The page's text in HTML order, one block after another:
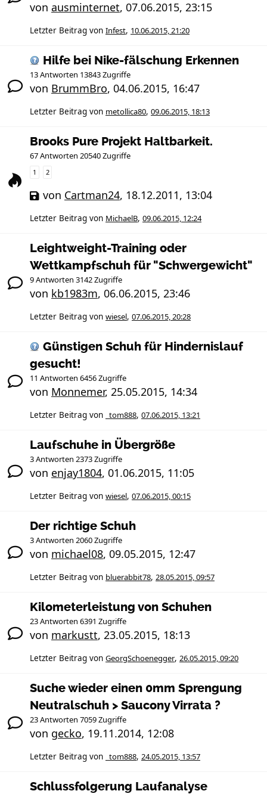
von ausminternet, 07.06.2015, 23:15
Letzter Beitrag von Infest, 10.06.2015, 21:20
Hilfe bei Nike-fälschung Erkennen
13 Antworten 13843 Zugriffe
von BrummBro, 04.06.2015, 16:47
Letzter Beitrag von metollica80, 09.06.2015, 18:13
Brooks Pure Projekt Haltbarkeit.
67 Antworten 20540 Zugriffe
1 2
von Cartman24, 18.12.2011, 13:04
Letzter Beitrag von MichaelB, 09.06.2015, 12:24
Leightweight-Training oder
Wettkampfschuh für "Schwergewicht"
9 Antworten 3142 Zugriffe
von kb1983m, 06.06.2015, 23:46
Letzter Beitrag von wiesel, 07.06.2015, 20:28
Günstigen Schuh für Hindernislauf
gesucht!
11 Antworten 6456 Zugriffe
von Monnemer, 25.05.2015, 14:34
Letzter Beitrag von _tom888, 07.06.2015, 13:21
Laufschuhe in Übergröße
3 Antworten 2373 Zugriffe
von enjay1804, 01.06.2015, 11:05
Letzter Beitrag von wiesel, 07.06.2015, 00:15
Der richtige Schuh
3 Antworten 2060 Zugriffe
von michael08, 09.05.2015, 12:47
Letzter Beitrag von bluerabbit78, 28.05.2015, 09:57
Kilometerleistung von Schuhen
23 Antworten 6391 Zugriffe
von markustt, 23.05.2015, 18:13
Letzter Beitrag von GeorgSchoenegger, 26.05.2015, 09:20
Suche wieder einen 0mm Sprengung
Neutralschuh > Saucony Virrata ?
23 Antworten 7059 Zugriffe
von gecko, 19.11.2014, 12:08
Letzter Beitrag von _tom888, 24.05.2015, 13:57
Schlussfolgerung Laufanalyse